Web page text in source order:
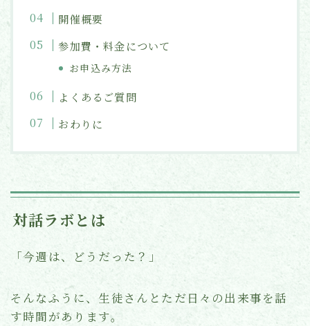
開催概要
参加費・料金について
お申込み方法
よくあるご質問
おわりに
対話ラボとは
「今週は、どうだった？」
そんなふうに、生徒さんとただ日々の出来事を話
す時間があります。